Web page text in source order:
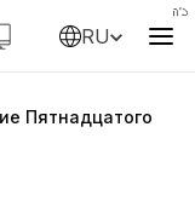
RU
Пятнадцатого